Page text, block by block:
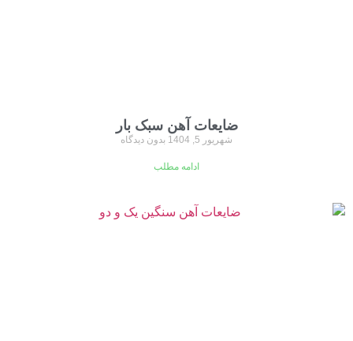
ضایعات آهن سبک بار
شهریور 5, 1404 بدون دیدگاه
ادامه مطلب